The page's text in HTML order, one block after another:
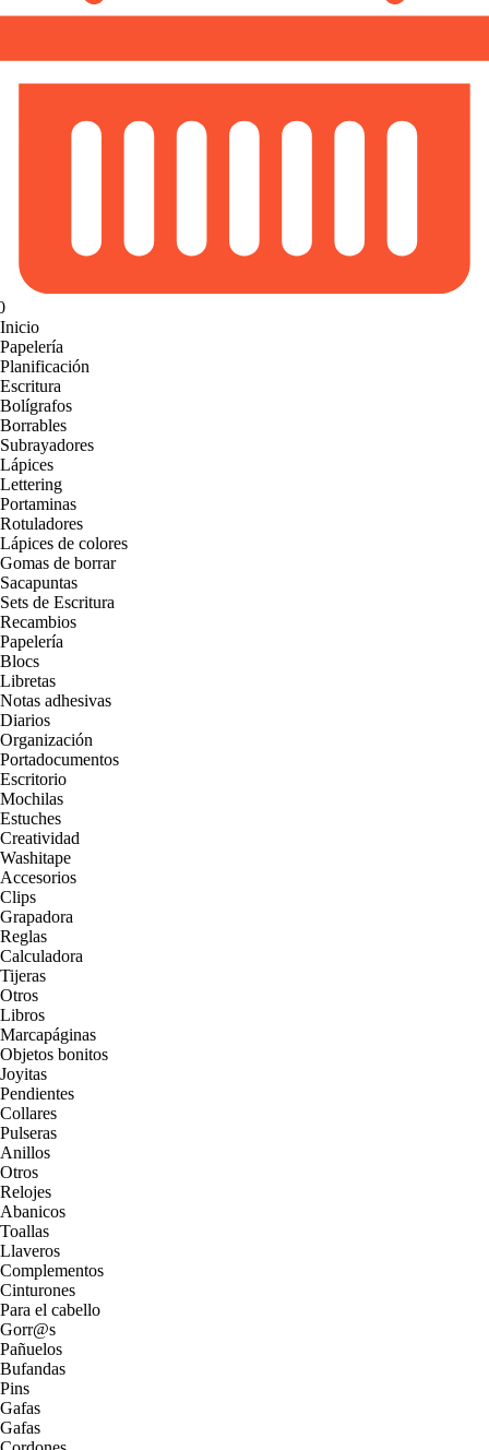
Inicio
Papelería
Planificación
Escritura
Bolígrafos
Borrables
Subrayadores
Lápices
Lettering
Portaminas
Rotuladores
Lápices de colores
Gomas de borrar
Sacapuntas
Sets de Escritura
Recambios
Papelería
Blocs
Libretas
Notas adhesivas
Diarios
Organización
Portadocumentos
Escritorio
Mochilas
Estuches
Creatividad
Washitape
Accesorios
Clips
Grapadora
Reglas
Calculadora
Tijeras
Otros
Libros
Marcapáginas
Objetos bonitos
Joyitas
Pendientes
Collares
Pulseras
Anillos
Otros
Relojes
Abanicos
Toallas
Llaveros
Complementos
Cinturones
Para el cabello
Gorr@s
Pañuelos
Bufandas
Pins
Gafas
Gafas